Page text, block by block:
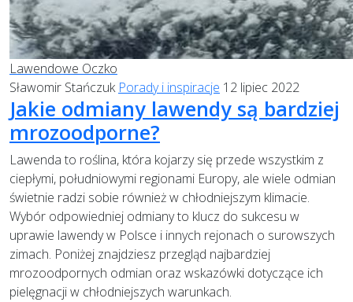
Lawendowe Oczko
Sławomir Stańczuk Porady i inspiracje 12 lipiec 2022
Jakie odmiany lawendy są bardziej
mrozoodporne?
Lawenda to roślina, która kojarzy się przede wszystkim z
ciepłymi, południowymi regionami Europy, ale wiele odmian
świetnie radzi sobie również w chłodniejszym klimacie.
Wybór odpowiedniej odmiany to klucz do sukcesu w
uprawie lawendy w Polsce i innych rejonach o surowszych
zimach. Poniżej znajdziesz przegląd najbardziej
mrozoodpornych odmian oraz wskazówki dotyczące ich
pielęgnacji w chłodniejszych warunkach.